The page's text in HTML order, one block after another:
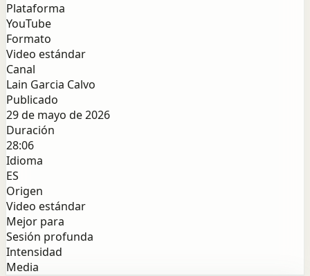
Plataforma
YouTube
Formato
Video estándar
Canal
Lain Garcia Calvo
Publicado
29 de mayo de 2026
Duración
28:06
Idioma
ES
Origen
Video estándar
Mejor para
Sesión profunda
Intensidad
Media